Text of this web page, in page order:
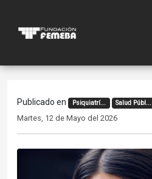
Publicado en Psiquiatrí... Salud Públ...
Martes, 12 de Mayo del 2026